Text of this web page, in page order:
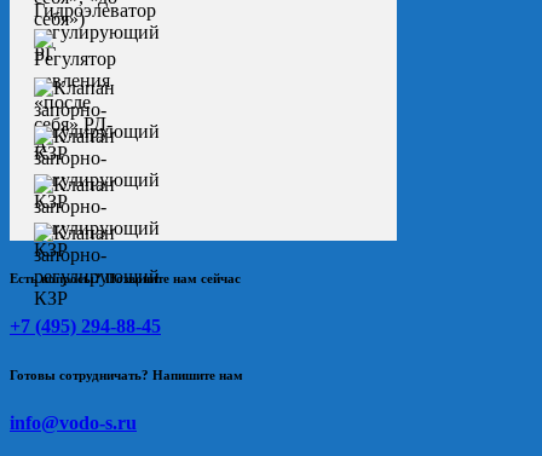
Есть вопросы? Позвоните нам сейчас
+7 (495) 294-88-45
Готовы сотрудничать? Напишите нам
info@vodo-s.ru